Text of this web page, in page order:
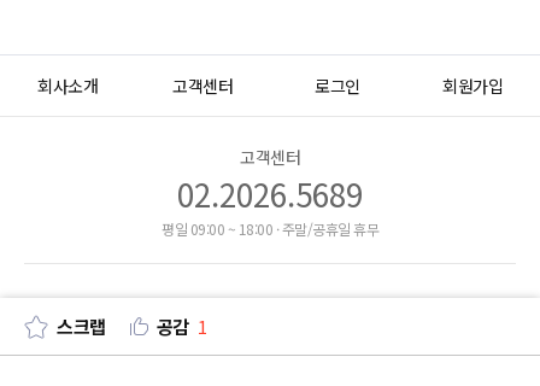
회사소개 고객센터 로그인 회원가입
이용약관 개인정보처리방침 이메일무단수집거부
고객센터
02.2026.5689
평일 09:00 ~ 18:00 · 주말/공휴일 휴무
스크랩 공감 1